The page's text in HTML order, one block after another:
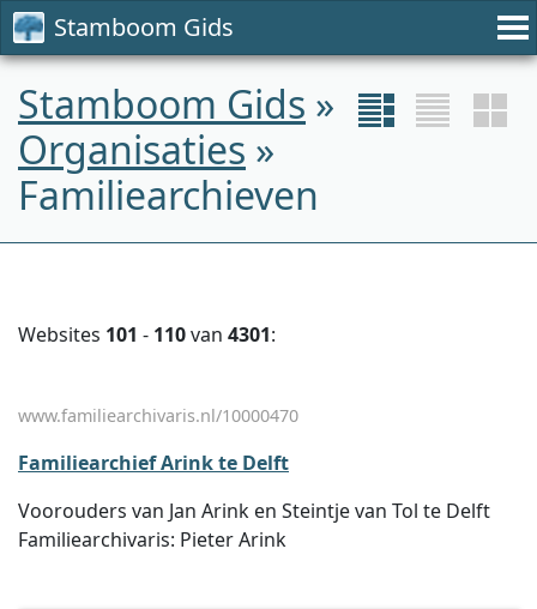
Stamboom Gids
Stamboom Gids »
Organisaties »
Familiearchieven
Websites 101 - 110van 4301:
www.familiearchivaris.nl/10000470
Familiearchief Arink te Delft
Voorouders van Jan Arink en Steintje van Tol te Delft
Familiearchivaris: Pieter Arink